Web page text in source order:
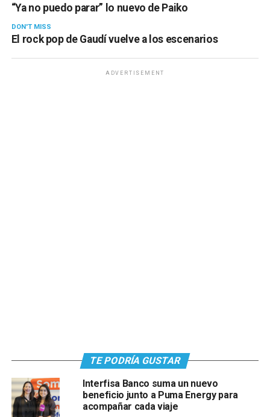
“Ya no puedo parar” lo nuevo de Paiko
DON'T MISS
El rock pop de Gaudí vuelve a los escenarios
ADVERTISEMENT
TE PODRÍA GUSTAR
Interfisa Banco suma un nuevo
beneficio junto a Puma Energy para
acompañar cada viaje